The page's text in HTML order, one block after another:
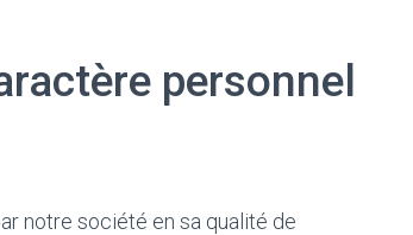
personnel
notre société en sa qualité de